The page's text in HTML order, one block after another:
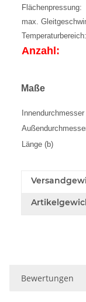
Flächenpressung:
max.
Temperaturbereich:
Anzahl:
Maße
Innendurchmesser
Länge (b)
Bewertungen